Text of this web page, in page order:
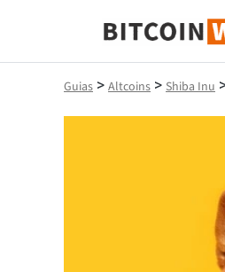
Sabedoria do
Guias > Altcoins > Shiba Inu